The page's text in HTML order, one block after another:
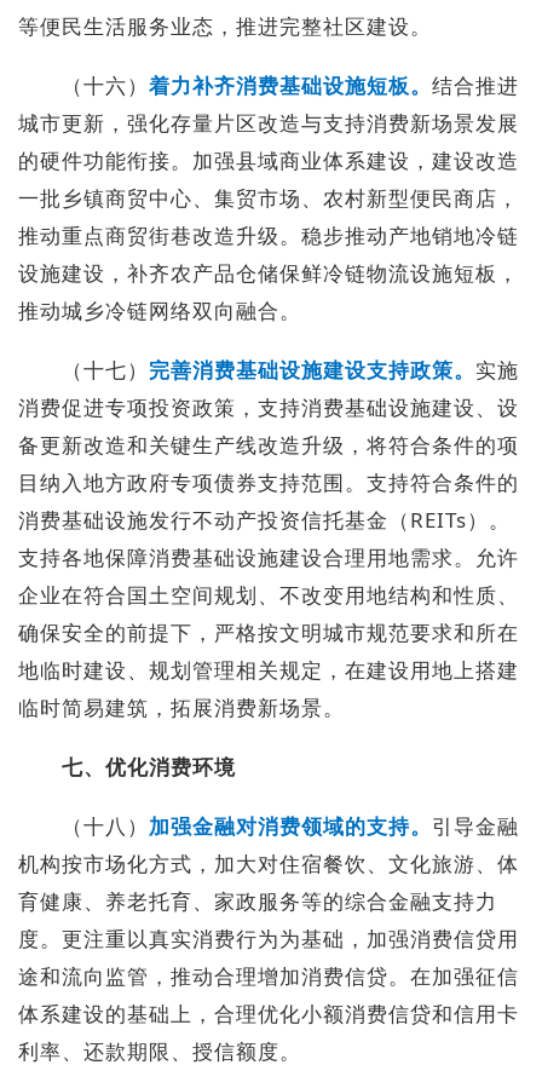
等便民生活服务业态，推进完整社区建设。
（十六） 着力补齐消费基础设施短板。 结合推进
城市更新，强化存量片区改造与支持消费新场景发展
的硬件功能衔接。加强县域商业体系建设，建设改造
一批乡镇商贸中心、集贸市场、农村新型便民商店，
推动重点商贸街巷改造升级。稳步推动产地销地冷链
设施建设，补齐农产品仓储保鲜冷链物流设施短板，
推动城乡冷链网络双向融合。
（十七） 完善消费基础设施建设支持政策。 实施
消费促进专项投资政策，支持消费基础设施建设、设
备更新改造和关键生产线改造升级，将符合条件的项
目纳入地方政府专项债券支持范围。支持符合条件的
消费基础设施发行不动产投资信托基金（REITs）。
支持各地保障消费基础设施建设合理用地需求。允许
企业在符合国土空间规划、不改变用地结构和性质、
确保安全的前提下，严格按文明城市规范要求和所在
地临时建设、规划管理相关规定，在建设用地上搭建
临时简易建筑，拓展消费新场景。
七、优化消费环境
（十八） 加强金融对消费领域的支持。 引导金融
机构按市场化方式，加大对住宿餐饮、文化旅游、体
育健康、养老托育、家政服务等的综合金融支持力
度。更注重以真实消费行为为基础，加强消费信贷用
途和流向监管，推动合理增加消费信贷。在加强征信
体系建设的基础上，合理优化小额消费信贷和信用卡
利率、还款期限、授信额度。